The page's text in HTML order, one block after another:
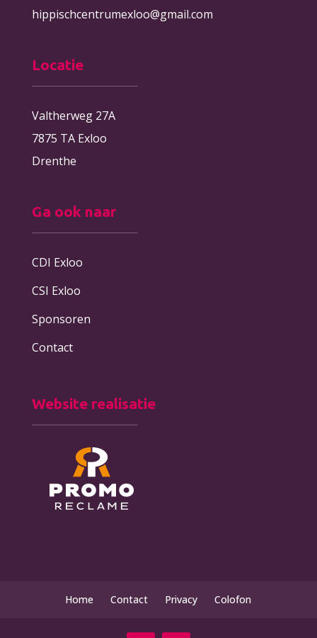
hippischcentrumexloo@gmail.com
Locatie
Valtherweg 27A
7875 TA Exloo
Drenthe
Ga ook naar
CDI Exloo
CSI Exloo
Sponsoren
Contact
Website realisatie
Home Contact Privacy Colofon